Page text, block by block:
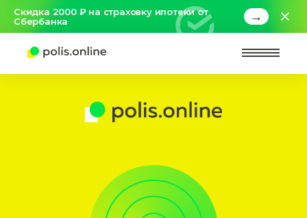
Скидка 2000 ₽ на страховку ипотеки от
Сбербанка
→